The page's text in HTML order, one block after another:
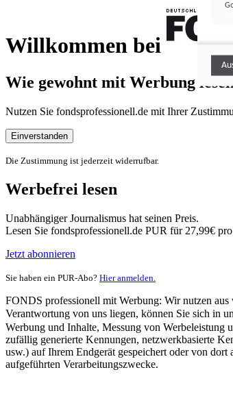
Willkommen bei
Wie gewohnt mit Werbung
Nutzen Sie fondsprofessionell.de mit Ihrer
Einverstanden
Die Zustimmung ist jederzeit widerrufbar.
Werbefrei lesen
Unabhängiger Journalismus hat seinen Preis.
Lesen Sie fondsprofessionell.de PUR für 27,99€
Jetzt abonnieren
Sie haben ein PUR-Abo? Hier anmelden.
FONDS professionell mit Werbung: Wir nutzen
Verantwortung von uns liegen, können Sie sich in
Werbung und Inhalte, Messung von Werbeleistung
zufällig generierte Kennungen, netzwerkbasierte
usw.) auf Ihrem Endgerät gespeichert oder von
aufgeführten Verarbeitungszwecke.